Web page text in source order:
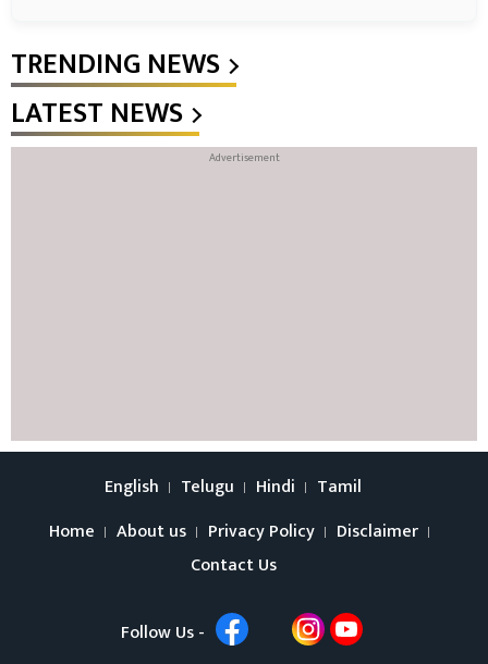
TRENDING NEWS
LATEST NEWS
English Telugu Hindi
Tamil
Home
About us Privacy Policy
Disclaimer
Contact Us
Follow Us -